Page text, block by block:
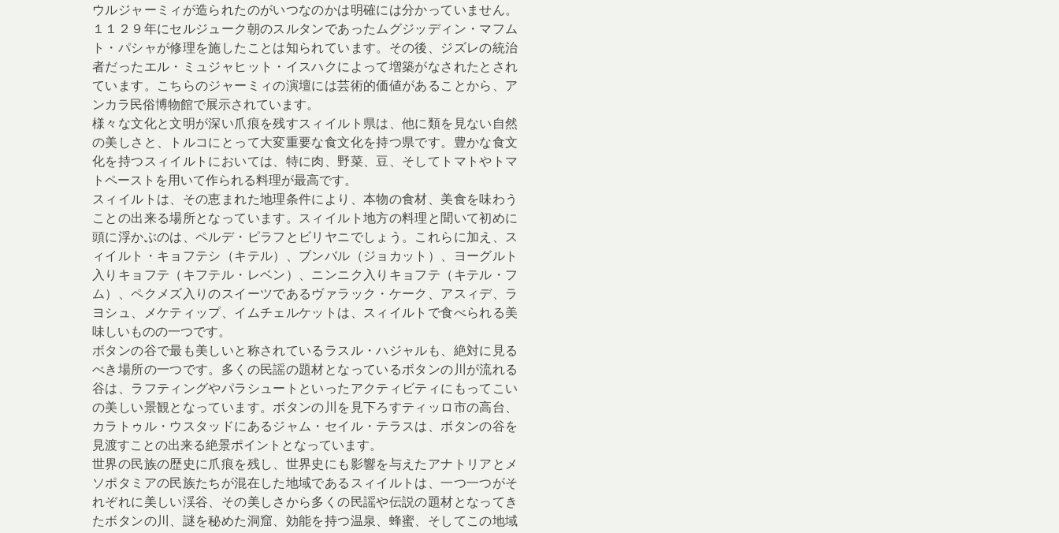
ウルジャーミィが造られたのがいつなのかは明確には分かっていません。
１１２９年にセルジューク朝のスルタンであったムグジッディン・マフム
ト・パシャが修理を施したことは知られています。その後、ジズレの統治
者だったエル・ミュジャヒット・イスハクによって増築がなされたとされ
ています。こちらのジャーミィの演壇には芸術的価値があることから、ア
ンカラ民俗博物館で展示されています。
様々な文化と文明が深い爪痕を残すスィイルト県は、他に類を見ない自然
の美しさと、トルコにとって大変重要な食文化を持つ県です。豊かな食文
化を持つスィイルトにおいては、特に肉、野菜、豆、そしてトマトやトマ
トペーストを用いて作られる料理が最高です。
スィイルトは、その恵まれた地理条件により、本物の食材、美食を味わう
ことの出来る場所となっています。スィイルト地方の料理と聞いて初めに
頭に浮かぶのは、ペルデ・ピラフとビリヤニでしょう。これらに加え、ス
ィイルト・キョフテシ（キテル）、ブンバル（ジョカット）、ヨーグルト
入りキョフテ（キフテル・レベン）、ニンニク入りキョフテ（キテル・フ
ム）、ペクメズ入りのスイーツであるヴァラック・ケーク、アスィデ、ラ
ヨシュ、メケティップ、イムチェルケットは、スィイルトで食べられる美
味しいものの一つです。
ボタンの谷で最も美しいと称されているラスル・ハジャルも、絶対に見る
べき場所の一つです。多くの民謡の題材となっているボタンの川が流れる
谷は、ラフティングやパラシュートといったアクティビティにもってこい
の美しい景観となっています。ボタンの川を見下ろすティッロ市の高台、
カラトゥル・ウスタッドにあるジャム・セイル・テラスは、ボタンの谷を
見渡すことの出来る絶景ポイントとなっています。
世界の民族の歴史に爪痕を残し、世界史にも影響を与えたアナトリアとメ
ソポタミアの民族たちが混在した地域であるスィイルトは、一つ一つがそ
れぞれに美しい渓谷、その美しさから多くの民謡や伝説の題材となってき
たボタンの川、謎を秘めた洞窟、効能を持つ温泉、蜂蜜、そしてこの地域